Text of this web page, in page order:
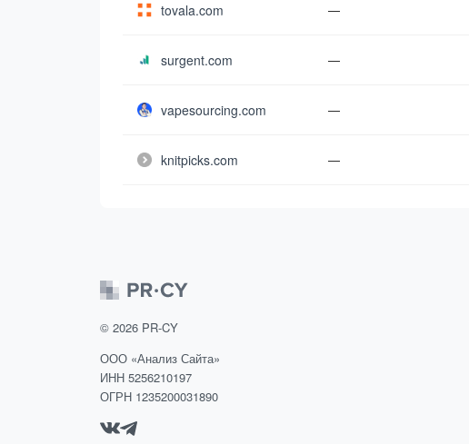
tovala.com —
surgent.com —
vapesourcing.com —
knitpicks.com —
© 2026 PR-CY
ООО «Анализ Сайта»
ИНН 5256210197
ОГРН 1235200031890